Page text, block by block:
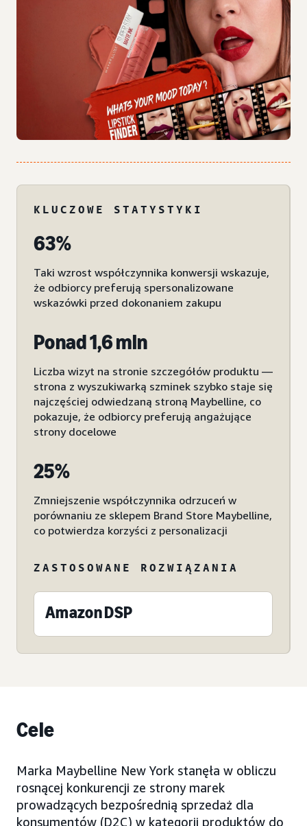
KLUCZOWE STATYSTYKI
63%
Taki wzrost współczynnika konwersji wskazuje,
że odbiorcy preferują spersonalizowane
wskazówki przed dokonaniem zakupu
Ponad 1,6 mln
Liczba wizyt na stronie szczegółów produktu —
strona z wyszukiwarką szminek szybko staje się
najczęściej odwiedzaną stroną Maybelline, co
pokazuje, że odbiorcy preferują angażujące
strony docelowe
25%
Zmniejszenie współczynnika odrzuceń w
porównaniu ze sklepem Brand Store Maybelline,
co potwierdza korzyści z personalizacji
ZASTOSOWANE ROZWIĄZANIA
Amazon DSP
Cele
Marka Maybelline New York stanęła w obliczu
rosnącej konkurencji ze strony marek
prowadzących bezpośrednią sprzedaż dla
konsumentów (D2C) w kategorii produktów do